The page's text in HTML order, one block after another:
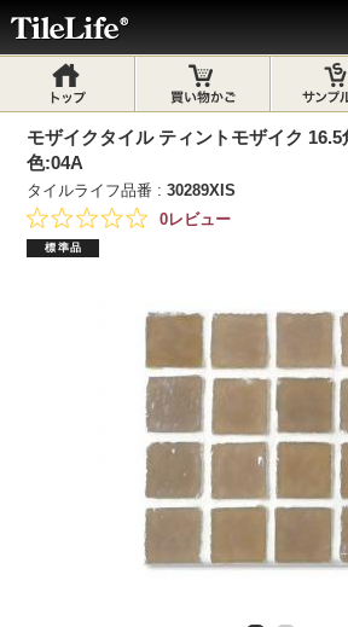
モザイクタイル ティントモザイク 16.5
色:04A
タイルライフ品番 :30289XIS
0レビュー
標準品